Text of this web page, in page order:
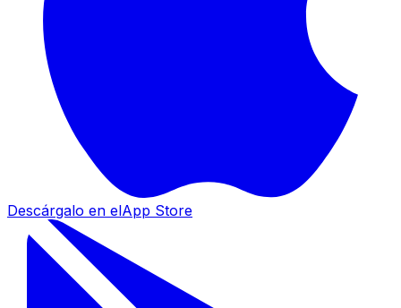
Descárgalo en elApp Store